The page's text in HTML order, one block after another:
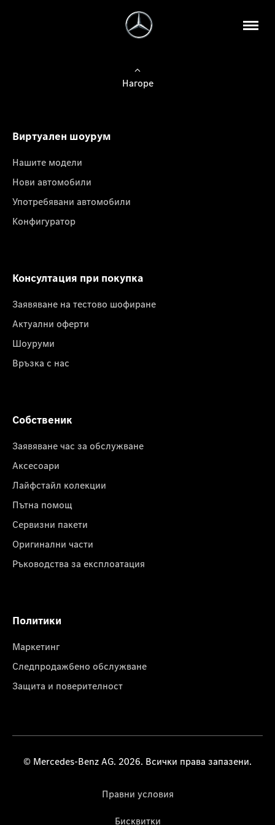
Нагоре
Виртуален шоурум
Нашите модели
Нови автомобили
Употребявани автомобили
Конфигуратор
Консултация при покупка
Заявяване на тестово шофиране
Актуални оферти
Шоуруми
Връзка с нас
Собственик
Заявяване час за обслужване
Аксесоари
Лайфстайл колекции
Пътна помощ
Сервизни пакети
Оригинални части
Ръководства за експлоатация
Политики
Маркетинг
Следпродажбено обслужване
Защита и поверителност
© Mercedes-Benz AG. 2026. Всички права запазени.
Правни условия
Бисквитки